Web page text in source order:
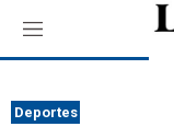
M
e
ú
Deportes